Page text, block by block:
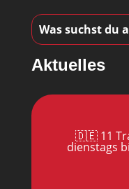
Aktuelles
🇩🇪 11
dienstags